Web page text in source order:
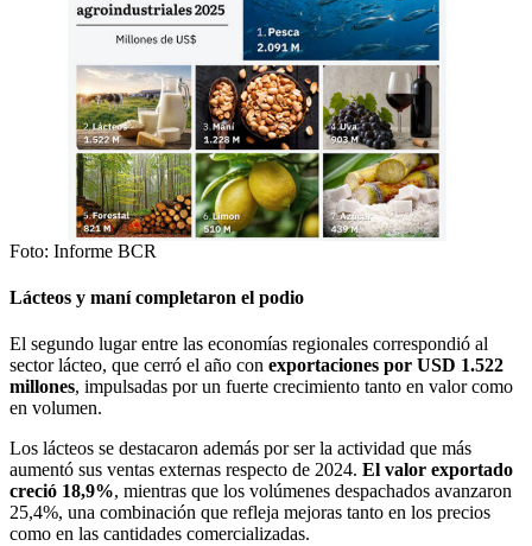
Foto: Informe BCR
Lácteos y maní completaron el podio
El segundo lugar entre las economías regionales correspondió al
sector lácteo, que cerró el año con exportaciones por USD 1.522
millones, impulsadas por un fuerte crecimiento tanto en valor como
en volumen.
Los lácteos se destacaron además por ser la actividad que más
aumentó sus ventas externas respecto de 2024. El valor exportado
creció 18,9%, mientras que los volúmenes despachados avanzaron
25,4%, una combinación que refleja mejoras tanto en los precios
como en las cantidades comercializadas.